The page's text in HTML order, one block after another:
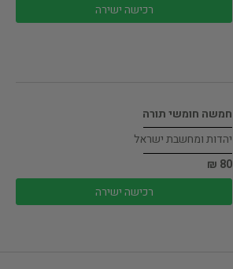
רכישה ישירה
חמשה חומשי תורה
יהדות ומחשבת ישראל
80 ₪
רכישה ישירה